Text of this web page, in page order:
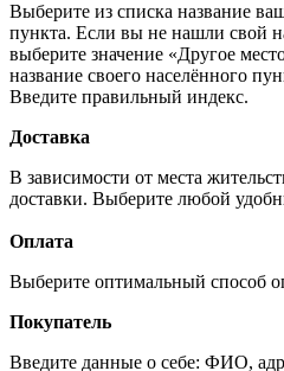
Выберите из списка название
пункта. Если вы не нашли свой
выберите значение «Другое
название своего населённого
Введите правильный индекс.
Доставка
В зависимости от места
доставки. Выберите любой
Оплата
Выберите оптимальный способ
Покупатель
Введите данные о себе: ФИО,